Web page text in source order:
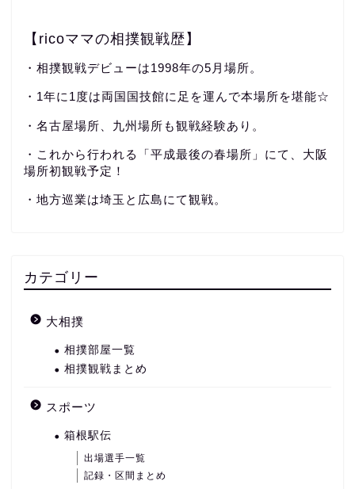
【ricoママの相撲観戦歴】
・相撲観戦デビューは1998年の5月場所。
・1年に1度は両国国技館に足を運んで本場所を堪能☆
・名古屋場所、九州場所も観戦経験あり。
・これから行われる「平成最後の春場所」にて、大阪
場所初観戦予定！
・地方巡業は埼玉と広島にて観戦。
カテゴリー
大相撲
相撲部屋一覧
相撲観戦まとめ
スポーツ
箱根駅伝
出場選手一覧
記録・区間まとめ